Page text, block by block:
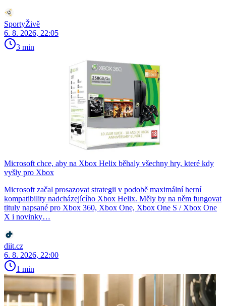
SportyŽivě
6. 8. 2026, 22:05
3 min
Microsoft chce, aby na Xbox Helix běhaly všechny hry, které kdy
vyšly pro Xbox
Microsoft začal prosazovat strategii v podobě maximální herní
kompatibility nadcházejícího Xbox Helix. Měly by na něm fungovat
tituly napsané pro Xbox 360, Xbox One, Xbox One S / Xbox One
X i novinky…
diit.cz
6. 8. 2026, 22:00
1 min